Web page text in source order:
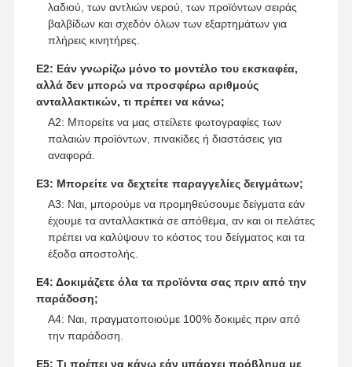
Σύστημα καυσίμου κινητήρα
Υδραυλικά εξαρτήματα εκσκαφέα
ανταλλακτικά εκσκαφέα
λαδιού, των αντλιών νερού, των προϊόντων σειράς
βαλβίδων και σχεδόν όλων των εξαρτημάτων για
πλήρεις κινητήρες.
Ε2: Εάν γνωρίζω μόνο το μοντέλο του εκσκαφέα,
αλλά δεν μπορώ να προσφέρω αριθμούς
ανταλλακτικών, τι πρέπει να κάνω;
Α2: Μπορείτε να μας στείλετε φωτογραφίες των
παλαιών προϊόντων, πινακίδες ή διαστάσεις για
αναφορά.
Ε3: Μπορείτε να δεχτείτε παραγγελίες δειγμάτων;
Α3: Ναι, μπορούμε να προμηθεύσουμε δείγματα εάν
έχουμε τα ανταλλακτικά σε απόθεμα, αν και οι πελάτες
πρέπει να καλύψουν το κόστος του δείγματος και τα
έξοδα αποστολής.
Ε4: Δοκιμάζετε όλα τα προϊόντα σας πριν από την
παράδοση;
Α4: Ναι, πραγματοποιούμε 100% δοκιμές πριν από
την παράδοση.
Ε5: Τι πρέπει να κάνω εάν υπάρχει πρόβλημα με